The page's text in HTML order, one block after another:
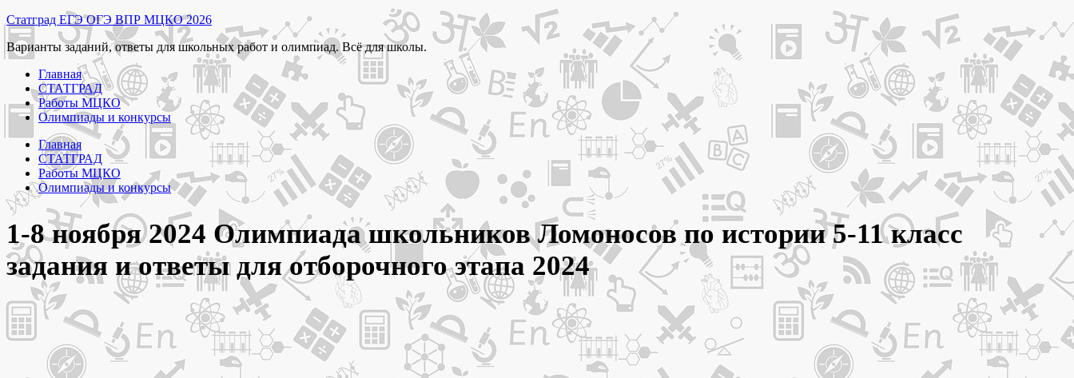
Перейти
к
содержимому
Статград ЕГЭ ОГЭ ВПР МЦКО 2026
Варианты заданий, ответы для школьных работ и олимпиад. Всё для школы.
Главная
СТАТГРАД
Работы МЦКО
Олимпиады и конкурсы
Главная
СТАТГРАД
Работы МЦКО
Олимпиады и конкурсы
1-8 ноября 2024 Олимпиада школьников Ломоносов по истории 5-11 класс
задания и ответы для отборочного этапа 2024